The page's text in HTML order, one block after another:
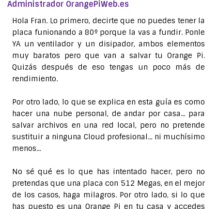
Administrador OrangePiWeb.es
Hola Fran. Lo primero, decirte que no puedes tener la
placa funionando a 80º porque la vas a fundir. Ponle
YA un ventilador y un disipador, ambos elementos
muy baratos pero que van a salvar tu Orange Pi.
Quizás después de eso tengas un poco más de
rendimiento.
Por otro lado, lo que se explica en esta guía es como
hacer una nube personal, de andar por casa... para
salvar archivos en una red local, pero no pretende
sustituir a ninguna Cloud profesional... ni muchísimo
menos...
No sé qué es lo que has intentado hacer, pero no
pretendas que una placa con 512 Megas, en el mejor
de los casos, haga milagros. Por otro lado, si lo que
has puesto es una Orange Pi en tu casa y accedes